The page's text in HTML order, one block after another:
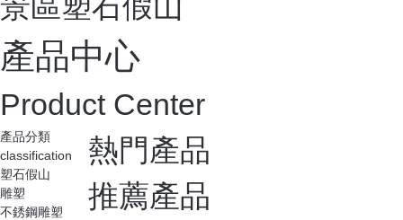
產品中心
Product Center
產品分類
classification
塑石假山
雕塑
不銹鋼雕塑
熱門產品
推薦產品